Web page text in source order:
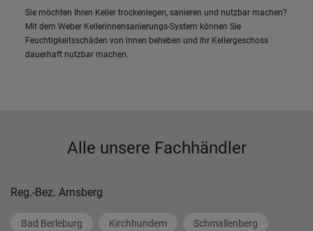
Sie möchten Ihren Keller trockenlegen, sanieren und nutzbar machen?
Mit dem Weber Kellerinnensanierungs-System können Sie
Feuchtigkeitsschäden von innen beheben und Ihr Kellergeschoss
dauerhaft nutzbar machen.
Alle unsere Fachhändler
Reg.-Bez. Arnsberg
Bad Berleburg Kirchhundem Schmallenberg